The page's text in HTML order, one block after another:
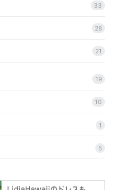
33
28
21
19
10
1
5